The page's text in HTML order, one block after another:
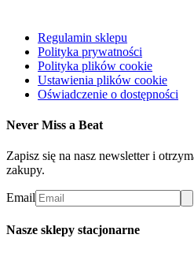
Regulamin sklepu
Polityka prywatności
Polityka plików cookie
Ustawienia plików cookie
Oświadczenie o dostępności
Never Miss a Beat
Zapisz się na nasz newsletter i
zakupy.
Email
Nasze sklepy stacjonarne